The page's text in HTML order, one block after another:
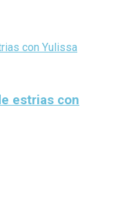
estrias con